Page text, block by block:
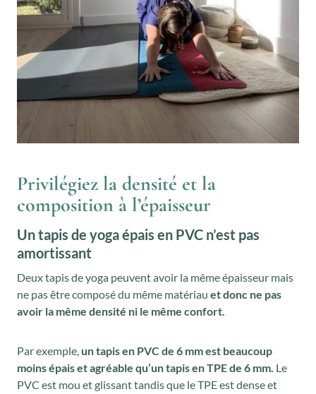
Privilégiez la densité et la
composition à l’épaisseur
Un tapis de yoga épais en PVC n’est pas
amortissant
Deux tapis de yoga peuvent avoir la même épaisseur mais
ne pas être composé du même matériau et donc ne pas
avoir la même densité ni le même confort.
Par exemple, un tapis en PVC de 6 mm est beaucoup
moins épais et agréable qu’un tapis en TPE de 6 mm. Le
PVC est mou et glissant tandis que le TPE est dense et